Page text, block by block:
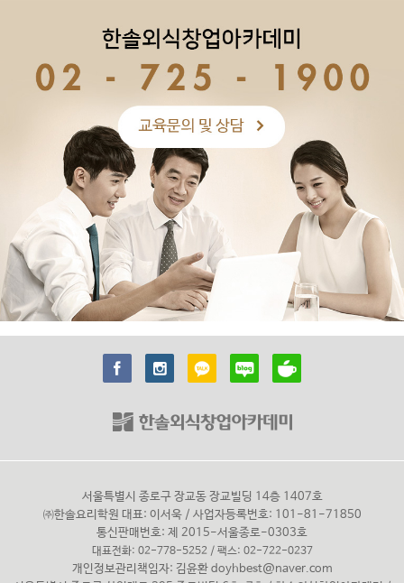
서울특별시 종로구 장교동 장교빌딩 14층 1407호
㈜한솔요리학원 대표: 이서욱 / 사업자등록번호: 101-81-71850
통신판매번호: 제 2015-서울종로-0303호
대표전화: 02-778-5252 / 팩스: 02-722-0237
개인정보관리책임자: 김윤환 doyhbest@naver.com